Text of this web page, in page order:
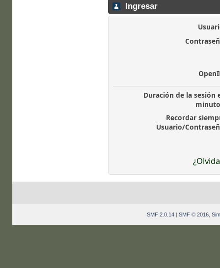
Ingresar
Duración de la sesión
Recordar
Usuario/
SMF 2.0.14 | SMF © 2016